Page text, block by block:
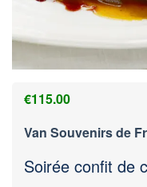
€115.00
Van Souvenirs de
Soirée confit de